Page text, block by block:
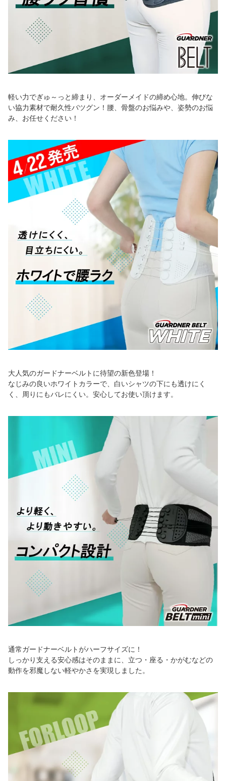
軽い力でぎゅ～っと締まり、オーダーメイドの締め心地。伸びな
い協力素材で耐久性バツグン！腰、骨盤のお悩みや、姿勢のお悩
み、お任せください！
大人気のガードナーベルトに待望の新色登場！
なじみの良いホワイトカラーで、白いシャツの下にも透けにく
く、周りにもバレにくい。安心してお使い頂けます。
通常ガードナーベルトがハーフサイズに！
しっかり支える安心感はそのままに、立つ・座る・かがむなどの
動作を邪魔しない軽やかさを実現しました。